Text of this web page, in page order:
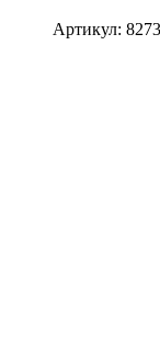
Артикул: